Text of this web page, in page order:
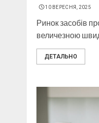
10 ВЕРЕСНЯ, 2025
Ринок засобів
величезною
ДЕТАЛЬНО